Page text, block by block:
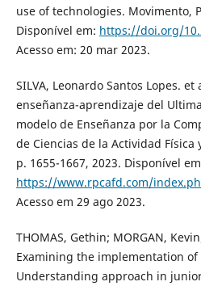
use of technologies. Movimento,
Disponível em: https://doi.org/
Acesso em: 20 mar 2023.
SILVA, Leonardo Santos Lopes.
enseñanza-aprendizaje del
modelo de Enseñanza por la
de Ciencias de la Actividad Física
p. 1655-1667, 2023. Disponível
https://www.rpcafd.com/
Acesso em 29 ago 2023.
THOMAS, Gethin; MORGAN,
Examining the implementation of
Understanding approach in